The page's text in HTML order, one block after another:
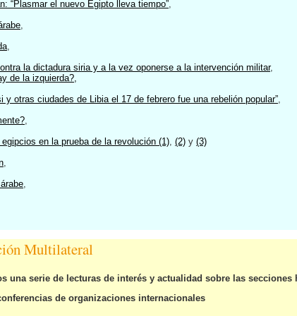
“Plasmar el nuevo Egipto lleva tiempo”,
,
,
la dictadura siria y a la vez oponerse a la intervención militar,
de la izquierda?,
y otras ciudades de Libia el 17 de febrero fue una rebelión popular”,
,
en la prueba de la revolución (1), (2) y (3)
,
,
Multilateral
una serie de lecturas de interés y actualidad sobre las secciones
de organizaciones internacionales